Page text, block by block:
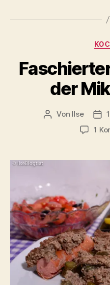
der
Beitragsautor
Von Ilse
1